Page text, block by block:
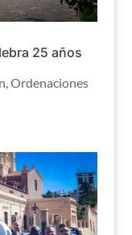
25 años
,Ordenaciones